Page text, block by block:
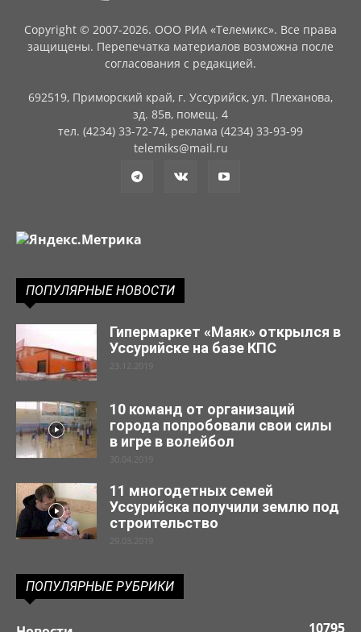
Copyright © 2007-2026. ООО РИА «Телемикс». Все права
защищены. Перепечатка материалов возможна после
согласования с редакцией.
692519, Приморский край, г. Уссурийск, ул. Плеханова,
зд. 85в, помещ. 4
тел. (4234) 33-72-74, реклама (4234) 33-93-99
telemiks@mail.ru
ПОПУЛЯРНЫЕ НОВОСТИ
Гипермаркет «Маяк» открылся в
Уссурийске на базе КПС
23.12.2019
10 команд от организаций
города попробовали свои силы
в игре в волейбол
30.04.2019
11 многодетных семей
Уссурийска получили землю под
строительство
29.03.2019
ПОПУЛЯРНЫЕ РУБРИКИ
10795